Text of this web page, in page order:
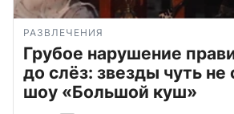
РАЗВЛЕЧЕНИЯ
Грубое нарушение
до слёз: звезды чуть не
шоу «Большой куш»